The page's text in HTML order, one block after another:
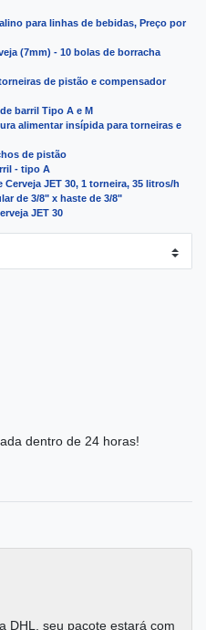
para linhas de bebidas, Preço por
(7mm) - 10 bolas de borracha
de pistão e compensador
barril Tipo A e M
alimentar insípida para torneiras e
de pistão
- tipo A
JET 30, 1 torneira, 35 litros/h
de 3/8" x haste de 3/8"
JET 30
dentro de 24 horas!
DHL, seu pacote estará com